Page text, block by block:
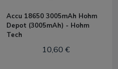
Accu 18650 3005mAh Hohm
Depot (3005mAh) - Hohm
Tech
10,60 €